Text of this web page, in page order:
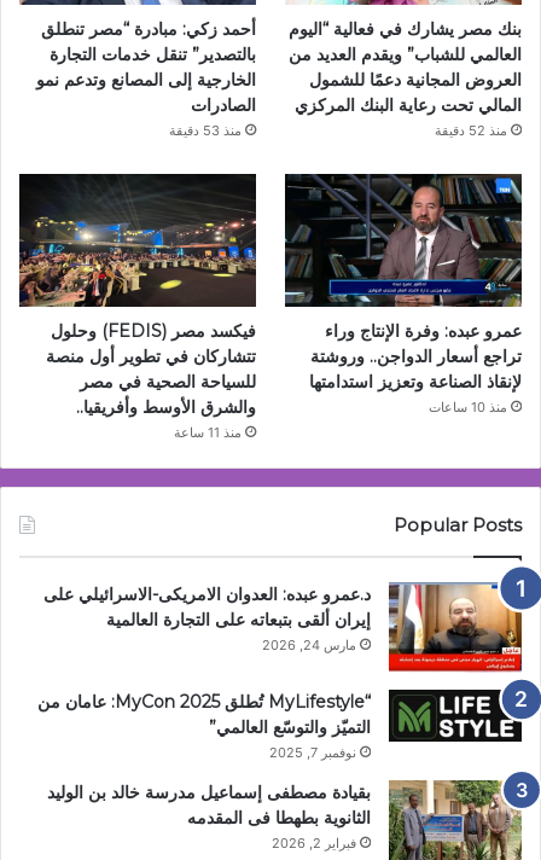
بنك مصر يشارك في فعالية “اليوم
العالمي للشباب” ويقدم العديد من
العروض المجانية دعمًا للشمول
المالي تحت رعاية البنك المركزي
منذ 52 دقيقة
أحمد زكي: مبادرة “مصر تنطلق
بالتصدير” تنقل خدمات التجارة
الخارجية إلى المصانع وتدعم نمو
الصادرات
منذ 53 دقيقة
عمرو عبده: وفرة الإنتاج وراء
تراجع أسعار الدواجن.. وروشتة
لإنقاذ الصناعة وتعزيز استدامتها
منذ 10 ساعات
فيكسد مصر (FEDIS) وحلول
تتشاركان في تطوير أول منصة
للسياحة الصحية في مصر
والشرق الأوسط وأفريقيا..
منذ 11 ساعة
Popular Posts
د.عمرو عبده: العدوان الامريكى-الاسرائيلي على
إيران ألقى بتبعاته على التجارة العالمية
مارس 24, 2026
“MyLifestyle تُطلق MyCon 2025: عامان من
التميّز والتوسّع العالمي”
نوفمبر 7, 2025
بقيادة مصطفى إسماعيل مدرسة خالد بن الوليد
الثانوية بطهطا فى المقدمه
فبراير 2, 2026